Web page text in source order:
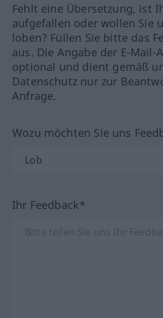
Fehlt eine Übersetzung, ist
aufgefallen oder wollen Sie
loben? Füllen Sie bitte das
aus. Die Angabe der E-Mail-
optional und dient gemäß
Datenschutz nur zur
Anfrage.
Wozu möchten Sie uns
Ihr Feedback*